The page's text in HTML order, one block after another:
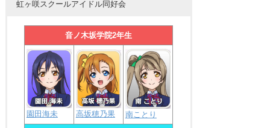
虹ヶ咲スクールアイドル同好会
音ノ木坂学院2年生
園田海未 高坂穂乃果 南ことり